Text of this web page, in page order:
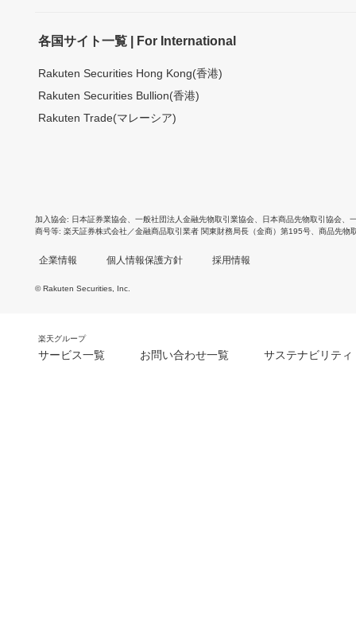
各国サイト一覧 | For International
Rakuten Securities Hong Kong(香港)
Rakuten Securities Bullion(香港)
Rakuten Trade(マレーシア)
加入協会 日本証券業協会 一般社団法人金融先物取引業協会 日本商品先物取引協会
商号等 楽天証券株式会社／金融商品取引業者 関東財務局長（金商）第195号、商品先物
企業情報 個人情報保護方針 採用情報
© Rakuten Securities, Inc.
楽天グループ
サービス一覧 お問い合わせ一覧 サステナビリティ